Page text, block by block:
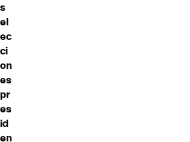
s
el
ec
ci
on
es
pr
es
id
en